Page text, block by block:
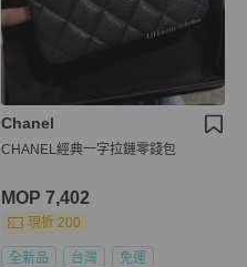
Chanel
CHANEL經典一字拉鏈零錢包
MOP 7,402
現折 200
全新品 台灣 免運